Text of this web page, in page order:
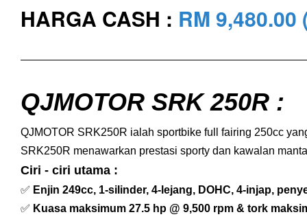
HARGA CASH : RM 9,480.00
QJMOTOR SRK 250R :
QJMOTOR SRK250R ialah sportbike full fairing 250cc
SRK250R menawarkan prestasi sporty dan kawalan
Ciri - ciri utama :
✅ Enjin 249cc, 1-silinder, 4-lejang, DOHC, 4-injap,
✅ Kuasa maksimum 27.5 hp @ 9,500 rpm & tork